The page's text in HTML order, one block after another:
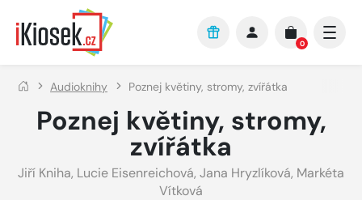
Přejít na hlavní obsah
0
Audioknihy Poznej květiny, stromy, zvířátka
Poznej květiny, stromy,
zvířátka
Jiří Kniha, Lucie Eisenreichová, Jana Hryzlíková, Markéta
Vítková